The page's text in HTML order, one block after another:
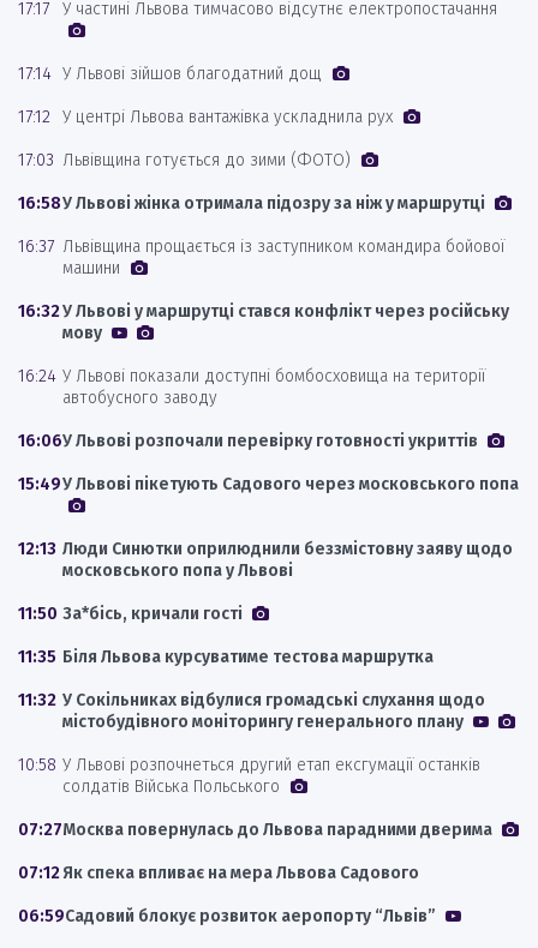
17:17 У частині Львова тимчасово відсутнє електропостачання
17:14 У Львові зійшов благодатний дощ
17:12 У центрі Львова вантажівка ускладнила рух
17:03 Львівщина готується до зими (ФОТО)
16:58У Львові жінка отримала підозру за ніж у маршрутці
16:37 Львівщина прощається із заступником командира бойової
машини
16:32У Львові у маршрутці стався конфлікт через російську
мову
16:24 У Львові показали доступні бомбосховища на території
автобусного заводу
16:06У Львові розпочали перевірку готовності укриттів
15:49У Львові пікетують Садового через московського попа
12:13 Люди Синютки оприлюднили беззмістовну заяву щодо
московського попа у Львові
11:50 За*бісь, кричали гості
11:35 Біля Львова курсуватиме тестова маршрутка
11:32 У Сокільниках відбулися громадські слухання щодо
містобудівного моніторингу генерального плану
10:58 У Львові розпочнеться другий етап ексгумації останків
солдатів Війська Польського
07:27Москва повернулась до Львова парадними дверима
07:12Як спека впливає на мера Львова Садового
06:59Садовий блокує розвиток аеропорту “Львів”